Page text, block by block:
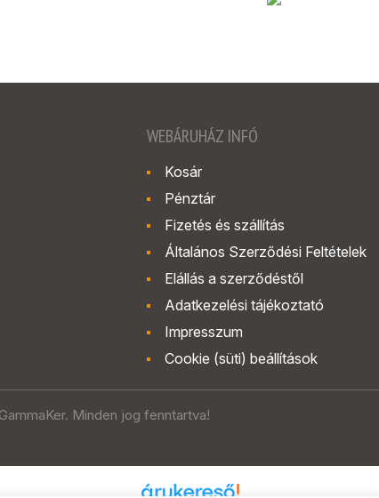
WEBÁRUHÁZ INFÓ
Kosár
Pénztár
Fizetés és szállítás
Általános Szerződési Feltételek
Elállás a szerződéstől
Adatkezelési tájékoztató
Impresszum
Cookie (süti) beállítások
Minden jog fenntartva!